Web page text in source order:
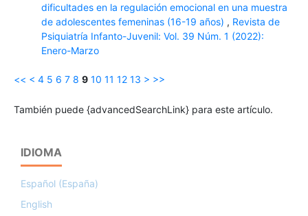
dificultades en la regulación emocional en una muestra
de adolescentes femeninas (16-19 años) , Revista de
Psiquiatría Infanto-Juvenil: Vol. 39 Núm. 1 (2022):
Enero-Marzo
<< < 4 5 6 7 8 9 10 11 12 13 > >>
También puede {advancedSearchLink} para este artículo.
IDIOMA
Español (España)
English